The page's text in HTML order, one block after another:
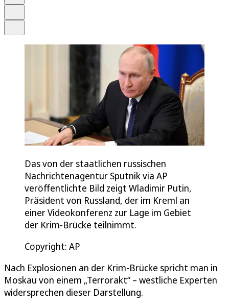
Das von der staatlichen russischen
Nachrichtenagentur Sputnik via AP
veröffentlichte Bild zeigt Wladimir Putin,
Präsident von Russland, der im Kreml an
einer Videokonferenz zur Lage im Gebiet
der Krim-Brücke teilnimmt.
Copyright: AP
Nach Explosionen an der Krim-Brücke spricht man in
Moskau von einem „Terrorakt“ – westliche Experten
widersprechen dieser Darstellung.